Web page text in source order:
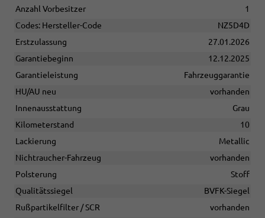
Anzahl Vorbesitzer
1
Codes: Hersteller-Code
NZ5D4D
Erstzulassung
27.01.2026
Garantiebeginn
12.12.2025
Garantieleistung
Fahrzeuggarantie
HU/AU neu
vorhanden
Innenausstattung
Grau
Kilometerstand
10
Lackierung
Metallic
Nichtraucher-Fahrzeug
vorhanden
Polsterung
Stoff
Qualitätssiegel
BVFK-Siegel
Rußpartikelfilter / SCR
vorhanden